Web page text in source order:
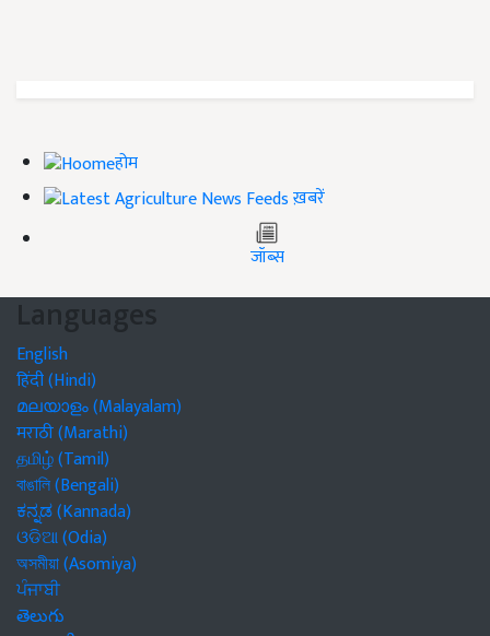
होम
ख़बरें
जॉब्स
Languages
English
हिंदी (Hindi)
മലയാളം (Malayalam)
मराठी (Marathi)
தமிழ் (Tamil)
বাঙালি (Bengali)
ಕನ್ನಡ (Kannada)
ଓଡିଆ (Odia)
অসমীয়া (Asomiya)
ਪੰਜਾਬੀ
తెలుగు